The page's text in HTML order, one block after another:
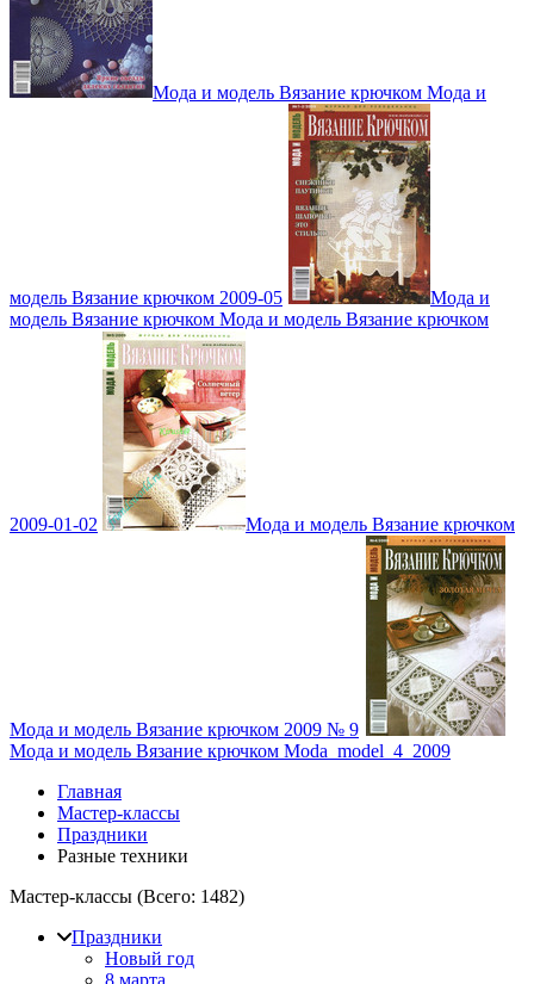
Мода и модель Вязание крючком Мода и
модель Вязание крючком 2009-05
Мода и
модель Вязание крючком Мода и модель Вязание крючком
2009-01-02 Мода и модель Вязание крючком
Мода и модель Вязание крючком 2009 № 9
Мода и модель Вязание крючком Moda_model_4_2009
Главная
Мастер-классы
Праздники
Разные техники
Мастер-классы (Всего: 1482)
Праздники
Новый год
8 марта